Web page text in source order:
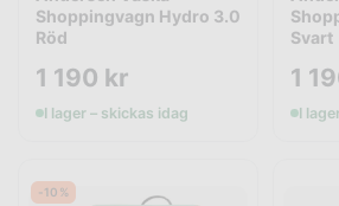
Shoppingvagn Hydro 3.0
Röd
1 190 kr
I lager – skickas idag
Svart
1
I
-10%